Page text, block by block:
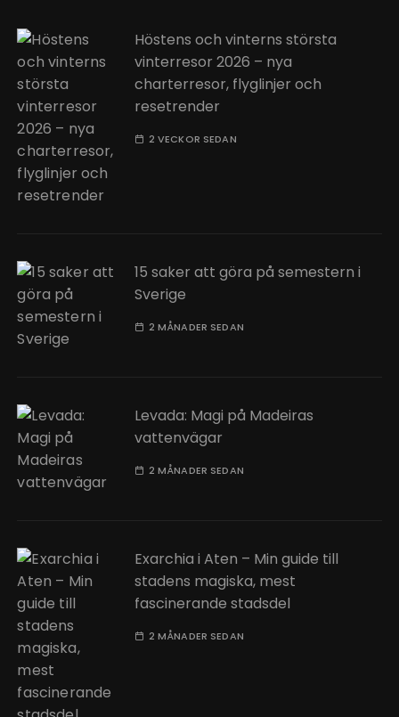
Höstens och vinterns största
vinterresor 2026 – nya
charterresor, flyglinjer och
resetrender
2 VECKOR SEDAN
15 saker att göra på semestern i
Sverige
2 MÅNADER SEDAN
Levada: Magi på Madeiras
vattenvägar
2 MÅNADER SEDAN
Exarchia i Aten – Min guide till
stadens magiska, mest
fascinerande stadsdel
2 MÅNADER SEDAN